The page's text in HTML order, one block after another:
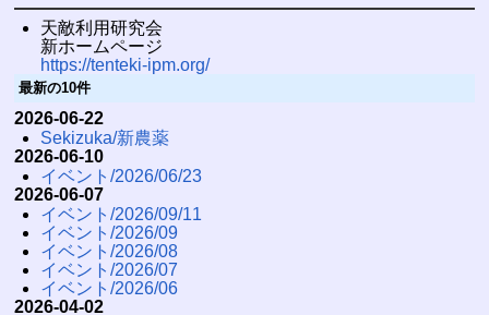
天敵利用研究会
新ホームページ
https://tenteki-ipm.org/
最新の10件
2026-06-22
Sekizuka/新農薬
2026-06-10
イベント/2026/06/23
2026-06-07
イベント/2026/09/11
イベント/2026/09
イベント/2026/08
イベント/2026/07
イベント/2026/06
2026-04-02